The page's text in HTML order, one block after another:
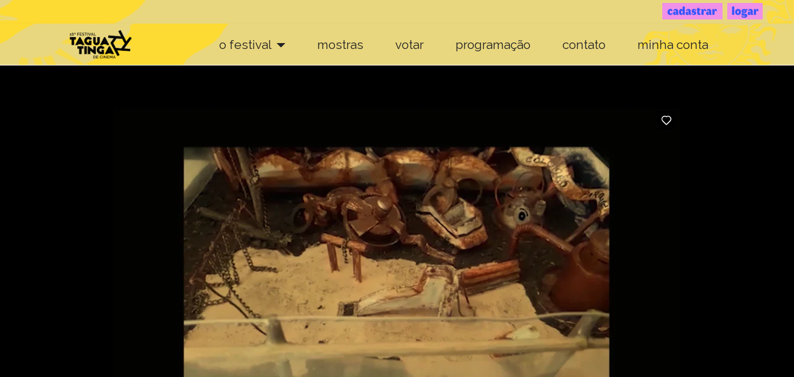
o festival mostras votar programação contato minha conta